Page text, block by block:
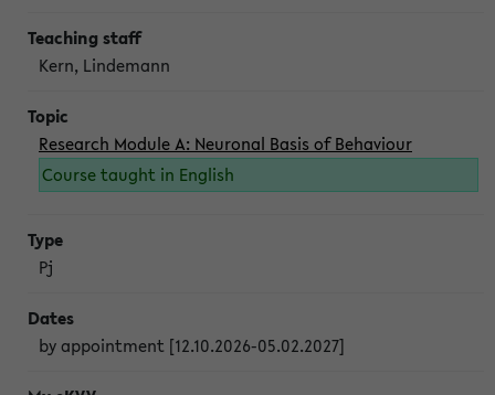
Kern, Lindemann
Research Module A: Neuronal Basis of Behaviour
Course taught in English
Pj
by appointment [12.10.2026-05.02.2027]